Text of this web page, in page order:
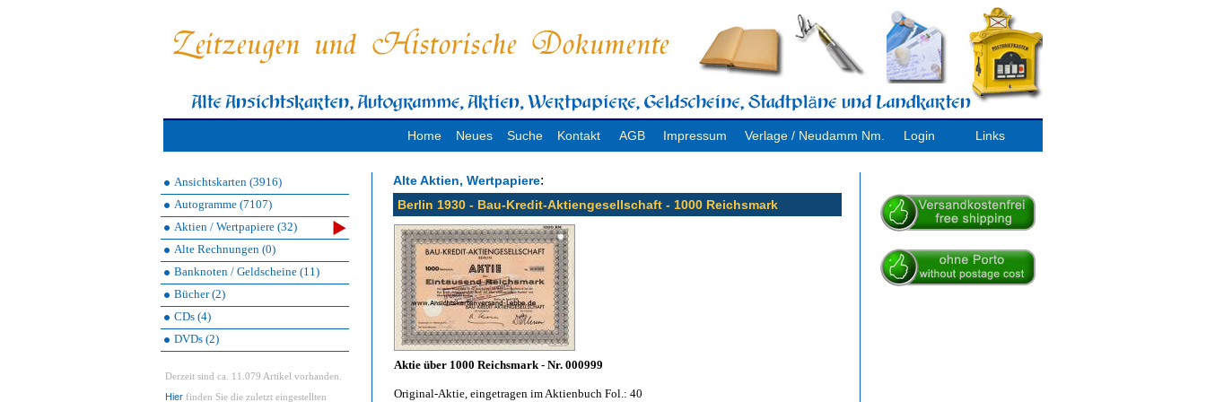
Home Neues Suche Kontakt AGB Impressum Verlage / Neudamm Nm. Login Links
Ansichtskarten (3916)
Autogramme (7107)
Aktien / Wertpapiere (32)
Alte Rechnungen (0)
Banknoten / Geldscheine (11)
Bücher (2)
CDs (4)
DVDs (2)
Derzeit sind ca. 11.079 Artikel vorhanden.
Hier finden Sie die zuletzt eingestellten
Alte Aktien, Wertpapiere:
Berlin 1930 - Bau-Kredit-Aktiengesellschaft - 1000 Reichsmark
Aktie über 1000 Reichsmark - Nr. 000999
Original-Aktie, eingetragen im Aktienbuch Fol.: 40